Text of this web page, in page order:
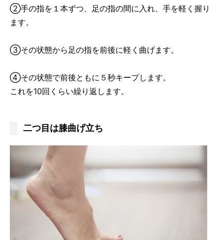
②手の指を１本ずつ、足の指の間に入れ、手を軽く握り
ます。
③その状態から足の指を前後に軽く曲げます。
④その状態で前後ともに５秒キープします。
これを10回くらい繰り返します。
二つ目は膝曲げ立ち